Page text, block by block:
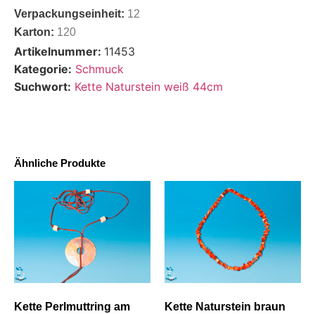
Verpackungseinheit: 12
Karton: 120
Artikelnummer: 11453
Kategorie: Schmuck
Suchwort: Kette Naturstein weiß 44cm
Ähnliche Produkte
Kette Perlmuttring am
Kette Naturstein braun